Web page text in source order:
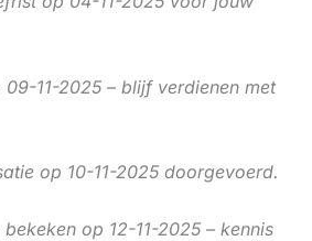
09-11-2025 – blijf verdienen met
op 10-11-2025 doorgevoerd.
op 12-11-2025 – kennis